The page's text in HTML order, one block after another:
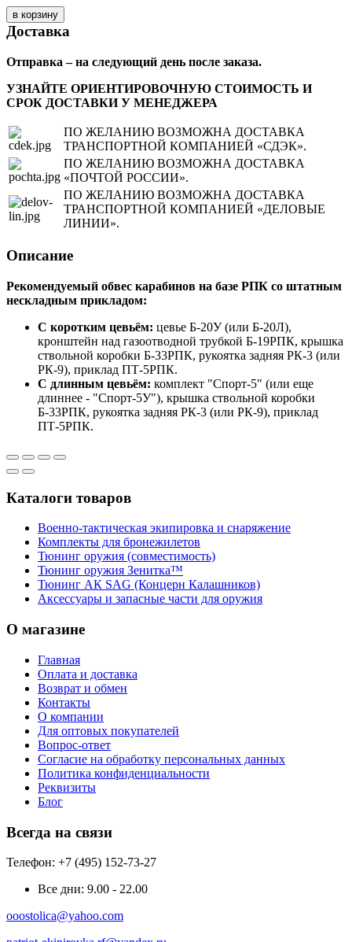
Доставка
Отправка – на следующий день после заказа.
УЗНАЙТЕ ОРИЕНТИРОВОЧНУЮ СТОИМОСТЬ И
СРОК ДОСТАВКИ У МЕНЕДЖЕРА
ПО ЖЕЛАНИЮ ВОЗМОЖНА ДОСТАВКА
ТРАНСПОРТНОЙ КОМПАНИЕЙ «СДЭК».
ПО ЖЕЛАНИЮ ВОЗМОЖНА ДОСТАВКА
«ПОЧТОЙ РОССИИ».
ПО ЖЕЛАНИЮ ВОЗМОЖНА ДОСТАВКА
ТРАНСПОРТНОЙ КОМПАНИЕЙ «ДЕЛОВЫЕ
ЛИНИИ».
Описание
Рекомендуемый обвес карабинов на базе РПК со штатным
нескладным прикладом:
С коротким цевьём: цевье Б-20У (или Б-20Л),
кронштейн над газоотводной трубкой Б-19РПК, крышка
ствольной коробки Б-33РПК, рукоятка задняя РК-3 (или
РК-9), приклад ПТ-5РПК.
С длинным цевьём: комплект "Спорт-5" (или еще
длиннее - "Спорт-5У"), крышка ствольной коробки
Б-33РПК, рукоятка задняя РК-3 (или РК-9), приклад
ПТ-5РПК.
Каталоги товаров
Военно-тактическая экипировка и снаряжение
Комплекты для бронежилетов
Тюнинг оружия (совместимость)
Тюнинг оружия Зенитка™
Тюнинг АК SAG (Концерн Калашников)
Аксессуары и запасные части для оружия
О магазине
Главная
Оплата и доставка
Возврат и обмен
Контакты
О компании
Для оптовых покупателей
Вопрос-ответ
Согласие на обработку персональных данных
Политика конфиденциальности
Реквизиты
Блог
Всегда на связи
Телефон: +7 (495) 152-73-27
Все дни: 9.00 - 22.00
ooostolica@yahoo.com